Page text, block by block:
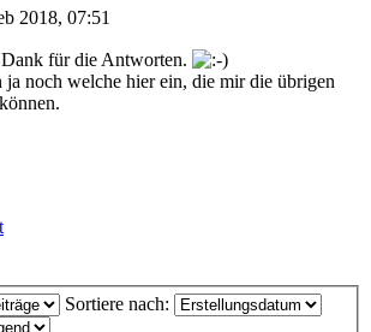
2018, 07:51
für die Antworten.
noch welche hier ein, die mir die übrigen
Sortiere nach: